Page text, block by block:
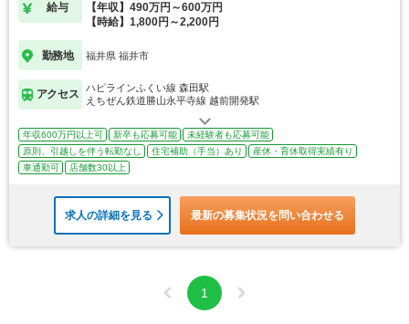
給与
【年収】490万円～600万円
【時給】1,800円～2,200円
勤務地 福井県 福井市
アクセス
ハピラインふくい線 森田駅
えちぜん鉄道勝山永平寺線 越前開発駅
年収600万円以上可 新卒も応募可能
未経験者も応募可能
原則、引越しを伴う転勤なし
住宅補助（手当）あり
産休・育休取得実績有り
車通勤可
店舗数30以上
求人の詳細を見る 最新の募集状況を問い合わせる
1